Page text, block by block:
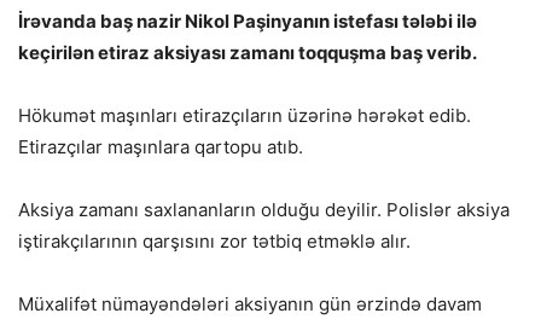
İrəvanda baş nazir Nikol Paşinyanın istefası tələbi ilə
keçirilən etiraz aksiyası zamanı toqquşma baş verib.
Hökumət maşınları etirazçıların üzərinə hərəkət edib.
Etirazçılar maşınlara qartopu atıb.
Aksiya zamanı saxlananların olduğu deyilir. Polislər aksiya
iştirakçılarının qarşısını zor tətbiq etməklə alır.
Müxalifət nümayəndələri aksiyanın gün ərzində davam